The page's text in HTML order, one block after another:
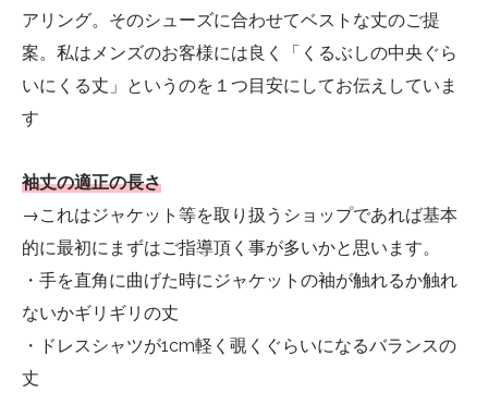
アリング。そのシューズに合わせてベストな丈のご提
案。私はメンズのお客様には良く「くるぶしの中央ぐら
いにくる丈」というのを１つ目安にしてお伝えしていま
す
袖丈の適正の長さ
→これはジャケット等を取り扱うショップであれば基本
的に最初にまずはご指導頂く事が多いかと思います。
・手を直角に曲げた時にジャケットの袖が触れるか触れ
ないかギリギリの丈
・ドレスシャツが1cm軽く覗くぐらいになるバランスの
丈